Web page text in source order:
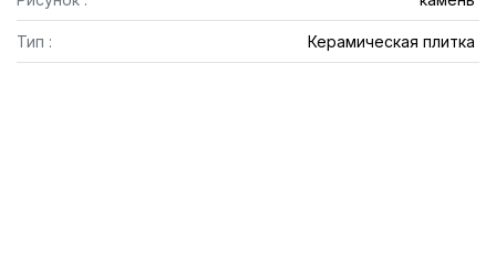
Тип : Керамическая плитка